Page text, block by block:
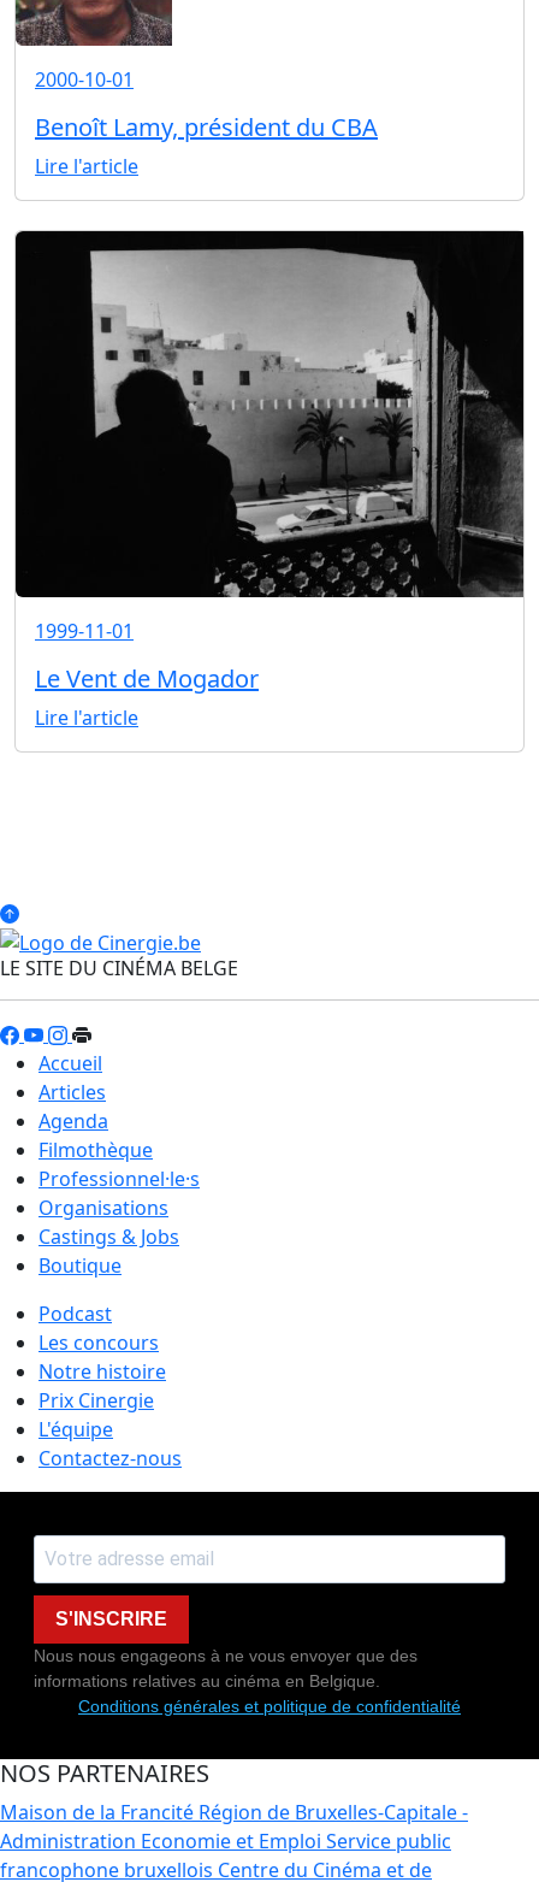
2000-10-01
Benoît Lamy, président du CBA
Lire l'article
1999-11-01
Le Vent de Mogador
Lire l'article
LE SITE DU CINÉMA BELGE
Accueil
Articles
Agenda
Filmothèque
Professionnel·le·s
Organisations
Castings & Jobs
Boutique
Podcast
Les concours
Notre histoire
Prix Cinergie
L'équipe
Contactez-nous
S'INSCRIRE
Nous nous engageons à ne vous envoyer que des
informations relatives au cinéma en Belgique.
Conditions générales et politique de confidentialité
NOS PARTENAIRES
Maison de la Francité Région de Bruxelles-Capitale -
Administration Economie et Emploi Service public
francophone bruxellois Centre du Cinéma et de